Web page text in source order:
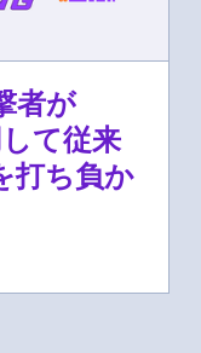
者が
て従来
打ち負か